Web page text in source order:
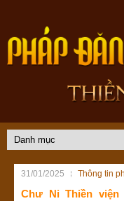
31/01/2025 Thông tin
Chư Ni Thiền